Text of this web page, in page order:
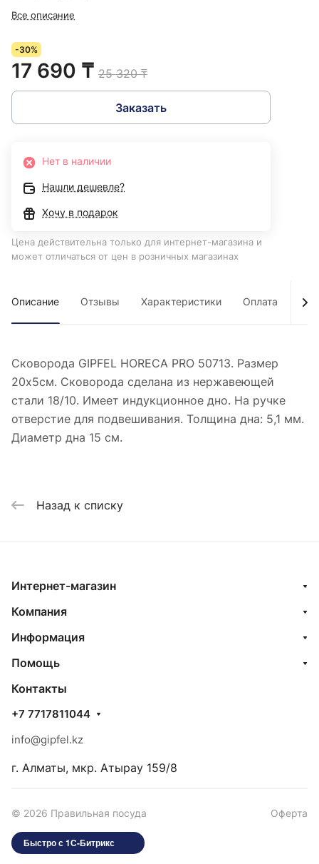
Все описание
-30%
17 690 ₸ 25 320 ₸
Заказать
Нет в наличии
Нашли дешевле?
Хочу в подарок
Цена действительна только для интернет-магазина и
может отличаться от цен в розничных магазинах
Описание Отзывы Характеристики Оплата
Сковорода GIPFEL HORECA PRO 50713. Размер
20х5см. Сковорода сделана из нержавеющей
стали 18/10. Имеет индукционное дно. На ручке
отверстие для подвешивания. Толщина дна: 5,1 мм.
Диаметр дна 15 см.
Назад к списку
Интернет-магазин
Компания
Информация
Помощь
Контакты
+7 7717811044
info@gipfel.kz
г. Алматы, мкр. Атырау 159/8
© 2026 Правильная посуда Оферта
Быстро с 1С-Битрикс